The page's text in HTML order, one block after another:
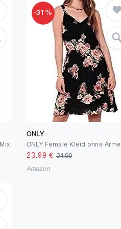
-31%
ONLY
23.99 € 34.99
Amazon